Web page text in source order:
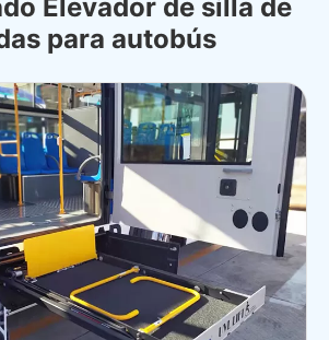
Elevador de silla de
para autobús